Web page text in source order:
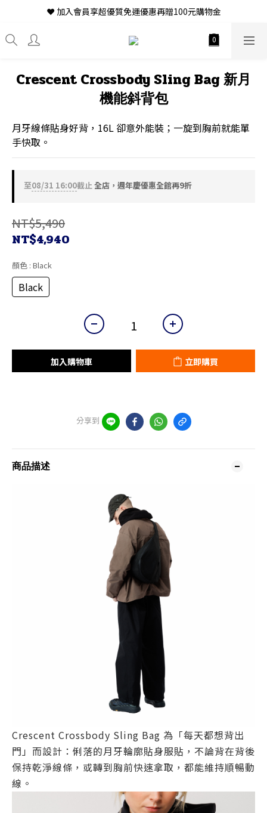
❤ 加入會員享超優質免運優惠再贈100元購物金
Crescent Crossbody Sling Bag 新月
機能斜背包
月牙線條貼身好背，16L 卻意外能裝；一旋到胸前就能單
手快取。
至08/31 16:00截止全店，週年慶優惠全館再9折
NT$5,490
NT$4,940
顏色 : Black
Black
加入購物車 立即購買
分享到
商品描述
Crescent Crossbody Sling Bag 為「每天都想背出
門」而設計：俐落的月牙輪廓貼身服貼，不論背在背後
保持乾淨線條，或轉到胸前快速拿取，都能維持順暢動
線。